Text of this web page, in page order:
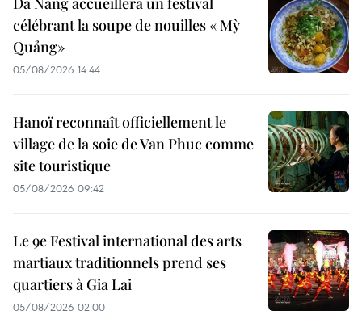
célébrant la soupe de nouilles « Mỳ
Quảng»
05/08/2026 14:44
Hanoï reconnaît officiellement le
village de la soie de Van Phuc comme
site touristique
05/08/2026 09:42
Le 9e Festival international des arts
martiaux traditionnels prend ses
quartiers à Gia Lai
05/08/2026 02:00